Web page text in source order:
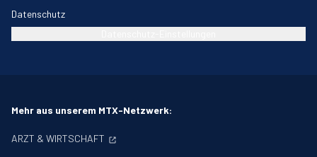
Datenschutz
Mehr aus unserem MTX-Netzwerk:
ARZT & WIRTSCHAFT